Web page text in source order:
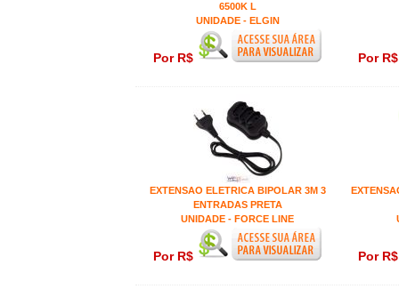
6500K L
UNIDADE - ELGIN
Por R$ Por
EXTENSAO ELETRICA BIPOLAR 3M 3
ENTRADAS PRETA
UNIDADE - FORCE LINE
Por R$ Por